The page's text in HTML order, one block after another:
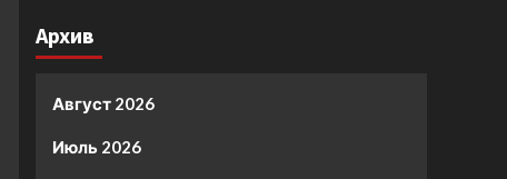
Архив
Август 2026
Июль 2026